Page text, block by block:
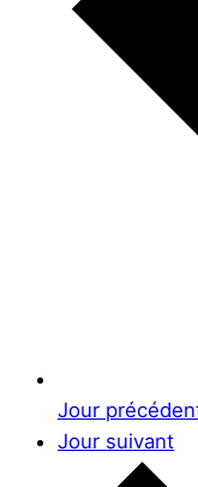
Jour
Jour suivant